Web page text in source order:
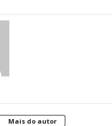
Mais do autor